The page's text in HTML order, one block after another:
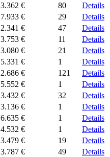
3.362 € 80
Details
7.933 € 29
Details
2.341 € 47
Details
3.753 € 11
Details
3.080 € 21
Details
5.331 € 1
Details
2.686 € 121
Details
5.552 € 1
Details
3.432 € 32
Details
3.136 € 1
Details
6.635 € 1
Details
4.532 € 1
Details
3.479 € 19
Details
3.787 € 49
Details